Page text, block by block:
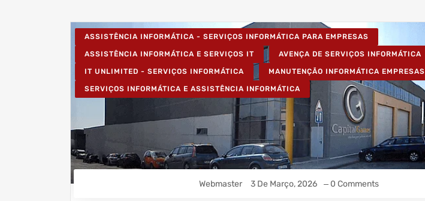
ASSISTÊNCIA INFORMÁTICA - SERVIÇOS INFORMÁTICA PARA EMPRESAS
ASSISTÊNCIA INFORMÁTICA E SERVIÇOS IT AVENÇA DE SERVIÇOS INFORMÁTICA
IT UNLIMITED - SERVIÇOS INFORMÁTICA MANUTENÇÃO INFORMÁTICA EMPRESAS
SERVIÇOS INFORMÁTICA E ASSISTÊNCIA INFORMÁTICA
Webmaster 3 De Março, 2026 0 Comments